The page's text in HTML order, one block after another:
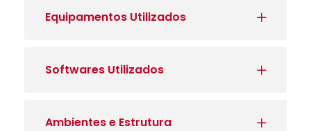
Equipamentos Utilizados
Softwares Utilizados
Ambientes e Estrutura